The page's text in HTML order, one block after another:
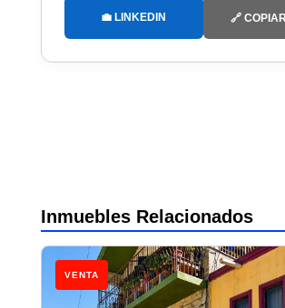
💼 LINKEDIN 🔗
Inmuebles Relacionados
VENTA